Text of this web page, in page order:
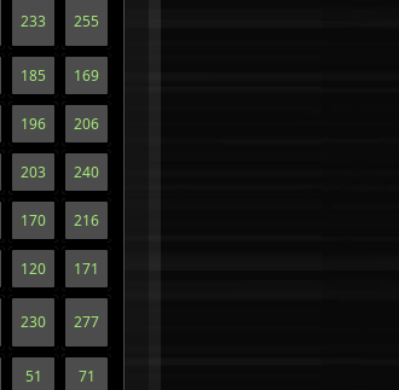
233 255
185 169
196 206
203 240
170 216
120 171
230 277
51 71